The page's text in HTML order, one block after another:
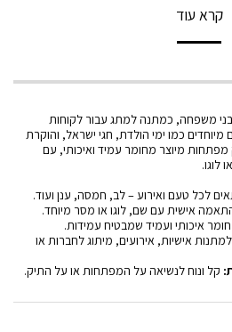
קרא עוד
משפחה, כמתנה למתג עבור לקוחות
מיוחדים כמו ימי הולדת, חגי ישראל, והוקרת
מיוצר מחומר עמיד ואיכותי, עם
לוגו.
לכל טעם ואירוע – לב, חמסה, ענן ועוד.
אישית עם שם, לוגו או מסר מיוחד.
איכותי ועמיד שמבטיח עמידות.
אישיות, אירועים, מיתוג לחברות או
קל ונוח לנשיאה על המפתחות או על התיק.